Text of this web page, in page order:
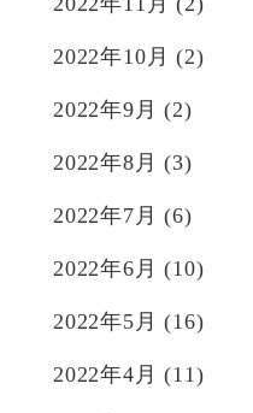
2022年10月 (2)
2022年9月 (2)
2022年8月 (3)
2022年7月 (6)
2022年6月 (10)
2022年5月 (16)
2022年4月 (11)